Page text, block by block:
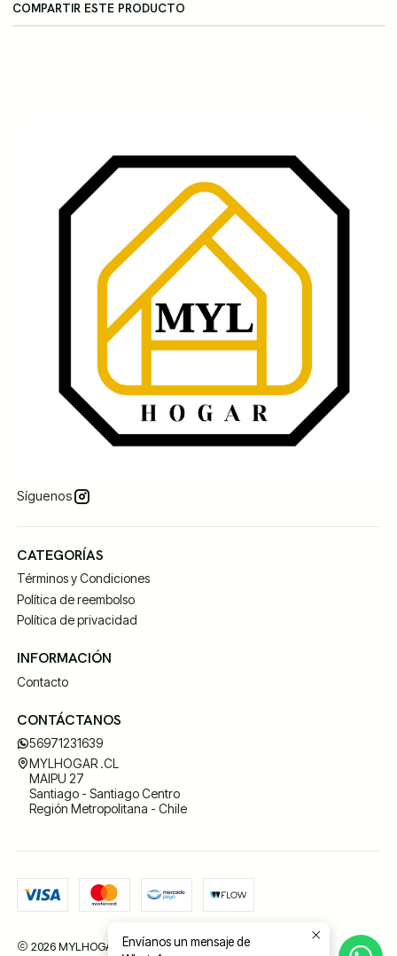
COMPARTIR ESTE PRODUCTO
Síguenos
CATEGORÍAS
Términos y Condiciones
Política de reembolso
Política de privacidad
INFORMACIÓN
Contacto
CONTÁCTANOS
56971231639
MYLHOGAR .CL
MAIPU 27
Santiago - Santiago Centro
Región Metropolitana - Chile
2026 MYLHOGAR .Envíanos un mensaje de